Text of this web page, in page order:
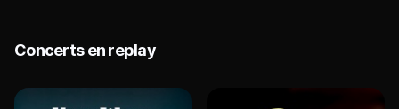
Concerts en replay